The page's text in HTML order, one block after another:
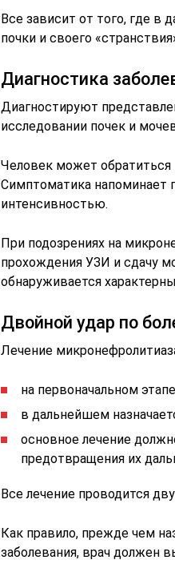
Все зависит от того, где в
почки и своего
Диагностика
Диагностируют
исследовании почек и
Человек может обратиться
Симптоматика напоминает
интенсивностью.
При подозрениях на
прохождения УЗИ и сдачу
обнаруживается
Двойной удар по
Лечение
на первоначальном
в дальнейшем
основное лечение
предотвращения их
Все лечение проводится
Как правило, прежде чем
заболевания, врач должен